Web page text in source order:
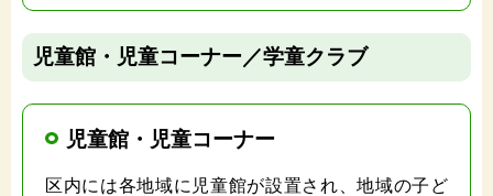
児童館・児童コーナー／学童クラブ
児童館・児童コーナー
区内には各地域に児童館が設置され、地域の子ど